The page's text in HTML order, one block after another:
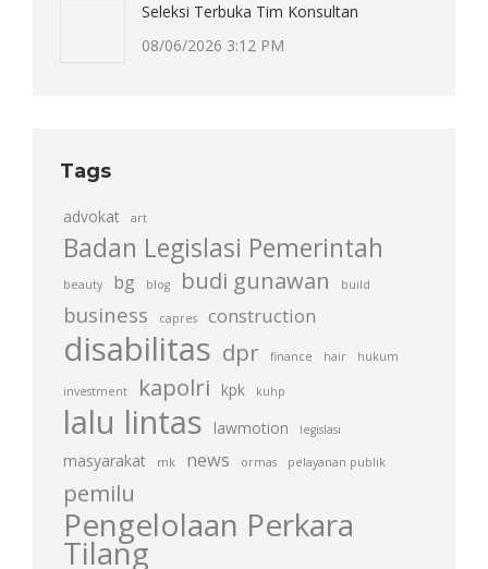
Seleksi Terbuka Tim Konsultan
08/06/2026 3:12 PM
Tags
advokat art
Badan Legislasi Pemerintah
beauty bg blog budi gunawan build
business capres construction
disabilitas dpr finance hair hukum
investment kapolri kpk kuhp
lalu lintas lawmotion legislasi
masyarakat mk news ormas pelayanan publik
pemilu
Pengelolaan Perkara
Tilang